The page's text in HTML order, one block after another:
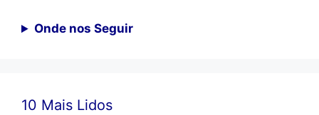
Onde nos Seguir
10 Mais Lidos